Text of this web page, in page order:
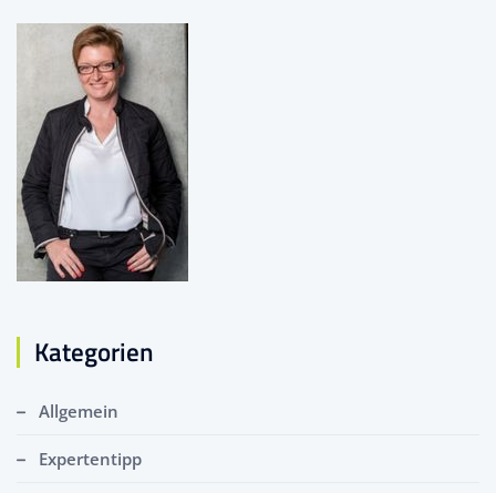
Kategorien
Allgemein
Expertentipp